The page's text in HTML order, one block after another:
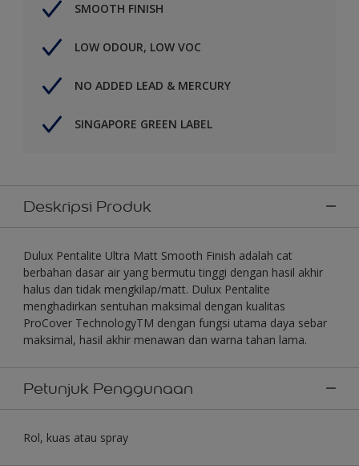
SMOOTH FINISH
LOW ODOUR, LOW VOC
NO ADDED LEAD & MERCURY
SINGAPORE GREEN LABEL
Deskripsi Produk
Dulux Pentalite Ultra Matt Smooth Finish adalah cat
berbahan dasar air yang bermutu tinggi dengan hasil akhir
halus dan tidak mengkilap/matt. Dulux Pentalite
menghadirkan sentuhan maksimal dengan kualitas
ProCover TechnologyTM dengan fungsi utama daya sebar
maksimal, hasil akhir menawan dan warna tahan lama.
Petunjuk Penggunaan
Rol, kuas atau spray